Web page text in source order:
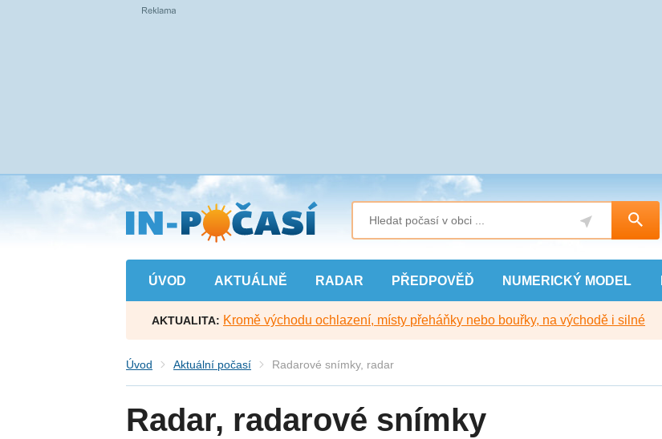
Přejít
na
hlavní
obsah
ÚVOD AKTUÁLNĚ RADAR PŘEDPOVĚĎ NUMERICKÝ MODEL
AKTUALITA: Kromě východu ochlazení, místy přeháňky nebo bouřky, na východě i silné
Úvod Aktuální počasí Radarové snímky, radar
Radar, radarové snímky